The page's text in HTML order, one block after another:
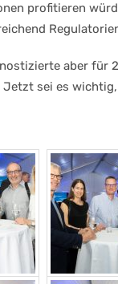
profitieren
aber für
sei es